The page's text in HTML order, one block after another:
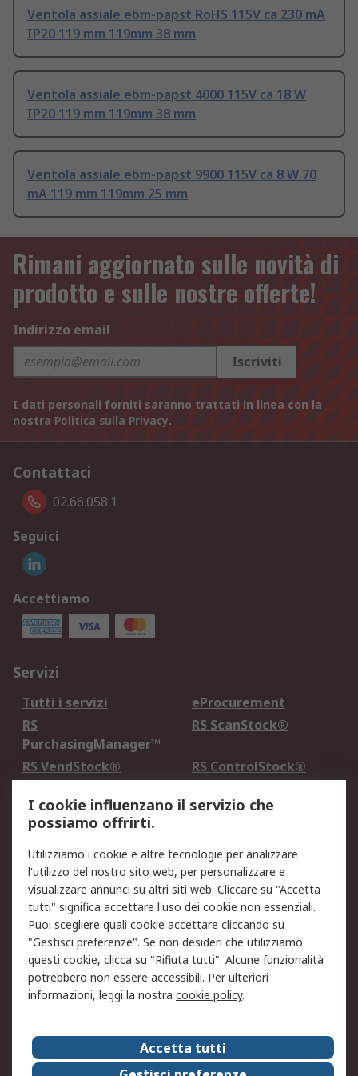
Ventola assiale ebm-papst RoHS 115V ca 230 mA
IP20 119 mm 119mm 38 mm
Ventola assiale ebm-papst 4000 115V ca 18 W
IP20 119 mm 119mm 38 mm
Ventola assiale ebm-papst 9900 115V ca 8 W 70
mA 119 mm 119mm 25 mm
Rimani aggiornato sulle novità di
prodotto e sulle nostre offerte!
Indirizzo email
Iscriviti
I dati personali forniti saranno trattati in linea con la
nostra Politica sulla Privacy.
Contattaci
02.66.058.1
Seguici
Accettiamo
Servizi
Tutti i servizi
eProcurement
RS
PurchasingManager™
RS ScanStock®
RS VendStock®
RS ControlStock®
Legale
Informativa Cookie
Informativa Privacy -
Aggiornata
Email Security
Termini d'uso
Condizioni di vendita
Condizioni generali di
servizio
Etica e responsabilità
Chi Siamo
Chi Siamo
Contattaci
Supporto
ESG
I cookie influenzano il servizio che
possiamo offrirti.
Utilizziamo i cookie e altre tecnologie per analizzare
l'utilizzo del nostro sito web, per personalizzare e
visualizzare annunci su altri siti web. Cliccare su "Accetta
tutti" significa accettare l'uso dei cookie non essenziali.
Puoi scegliere quali cookie accettare cliccando su
"Gestisci preferenze". Se non desideri che utilizziamo
questi cookie, clicca su "Rifiuta tutti". Alcune funzionalità
potrebbero non essere accessibili. Per ulteriori
informazioni, leggi la nostra cookie policy.
Accetta tutti